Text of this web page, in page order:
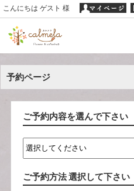
こんにちは ゲスト 様
予約ページ
ご予約内容を選んで下さい
ご予約方法 選択して下さい